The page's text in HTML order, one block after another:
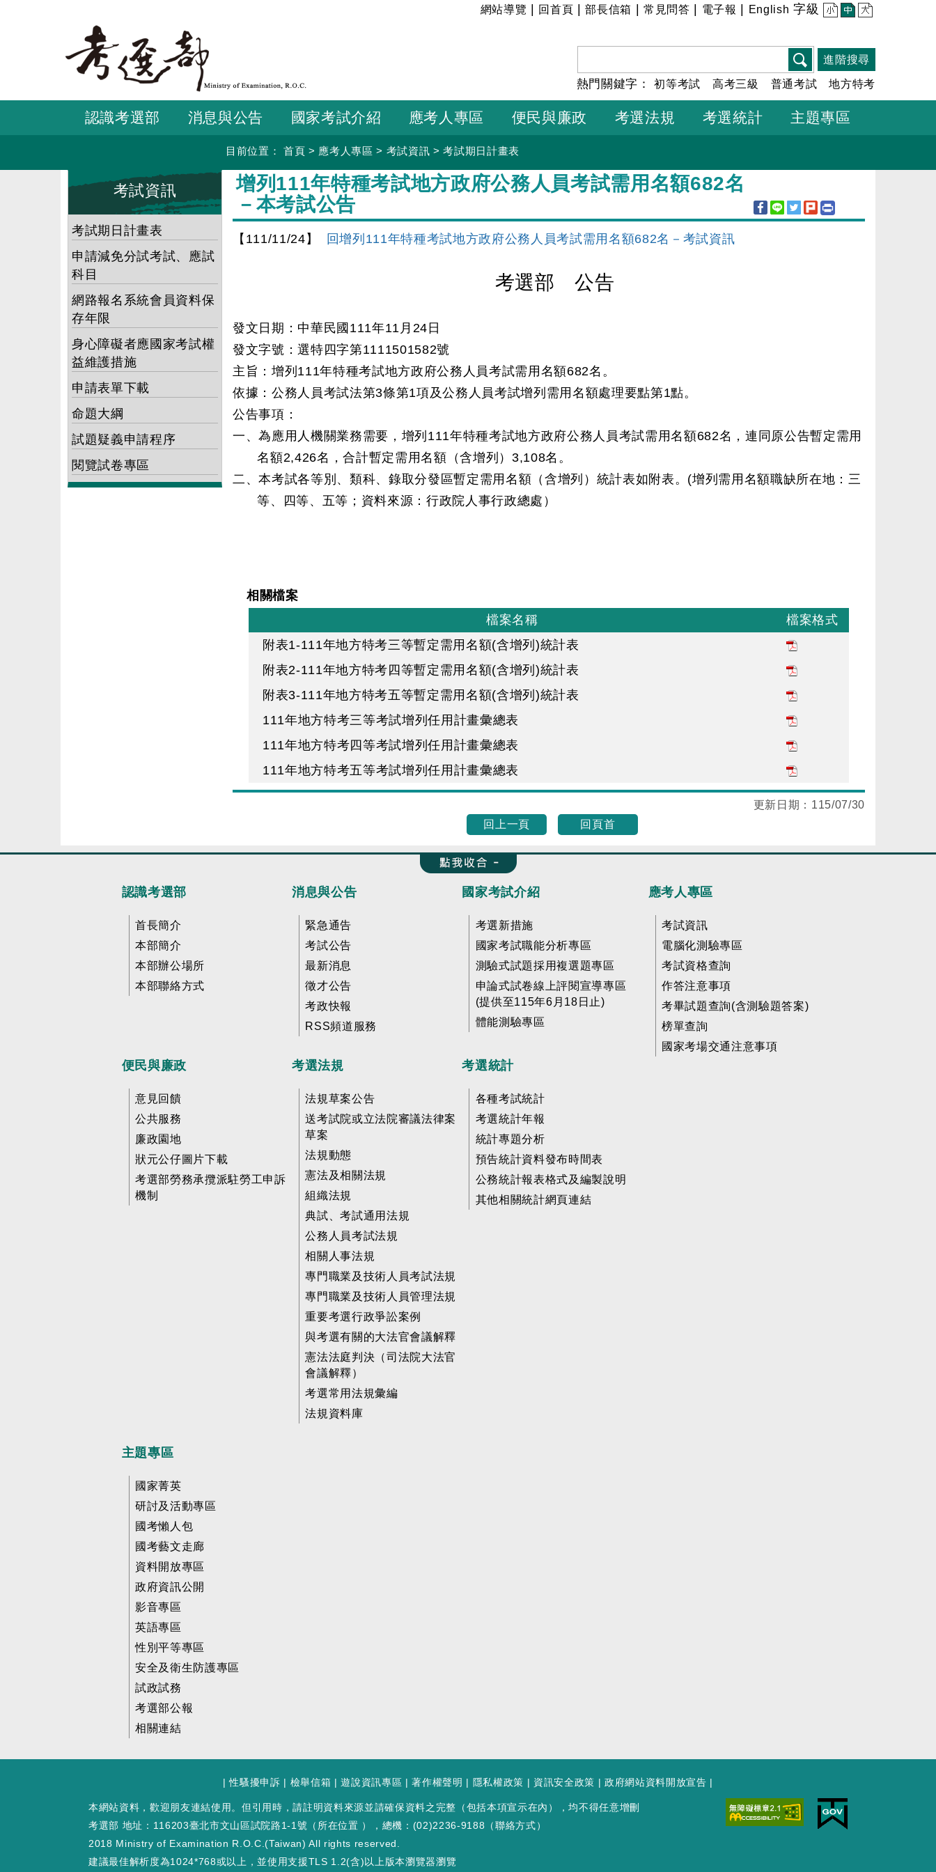
要
容
:::
網站導覽 回首頁 |部長信箱 常見問答 電子報 English 字級 小 中 大
進階搜尋
熱門關鍵字：初等考試 高考三級 普通考試 地方特考
認識考選部 消息與公告 國家考試介紹 應考人專區 便民與廉政 考選法規 考選統計 主題專區
目前位置： 首頁 > 應考人專區 > 考試資訊 >考試期日計畫表
考試資訊
考試期日計畫表
申請減免分試考試、應試
科目
網路報名系統會員資料保
存年限
身心障礙者應國家考試權
益維護措施
申請表單下載
命題大綱
試題疑義申請程序
閱覽試卷專區
:::
增列111年特種考試地方政府公務人員考試需用名額682名
－本考試公告
【111/11/24】 回增列111年特種考試地方政府公務人員考試需用名額682名－考試資訊
考選部 公告
發文日期：中華民國111年11月24日
發文字號：選特四字第1111501582號
主旨：增列111年特種考試地方政府公務人員考試需用名額682名。
依據：公務人員考試法第3條第1項及公務人員考試增列需用名額處理要點第1點。
公告事項：
一、為應用人機關業務需要，增列111年特種考試地方政府公務人員考試需用名額682名，連同原公告暫定需用
名額2,426名，合計暫定需用名額（含增列）3,108名。
二、本考試各等別、類科、錄取分發區暫定需用名額（含增列）統計表如附表。(增列需用名額職缺所在地：三
等、四等、五等；資料來源：行政院人事行政總處）
相關檔案
檔案名稱
檔案格式
附表1-111年地方特考三等暫定需用名額(含增列)統計表
附表2-111年地方特考四等暫定需用名額(含增列)統計表
附表3-111年地方特考五等暫定需用名額(含增列)統計表
111年地方特考三等考試增列任用計畫彙總表
111年地方特考四等考試增列任用計畫彙總表
111年地方特考五等考試增列任用計畫彙總表
更新日期： 115/07/30
回上一頁
回頁首
收合 FatFooter
認識考選部
首長簡介
本部簡介
本部辦公場所
本部聯絡方式
消息與公告
緊急通告
考試公告
最新消息
徵才公告
考政快報
RSS頻道服務
國家考試介紹
考選新措施
國家考試職能分析專區
測驗式試題採用複選題專區
申論式試卷線上評閱宣導專區
(提供至115年6月18日止)
體能測驗專區
應考人專區
考試資訊
電腦化測驗專區
考試資格查詢
作答注意事項
考畢試題查詢(含測驗題答案)
榜單查詢
國家考場交通注意事項
便民與廉政
意見回饋
公共服務
廉政園地
狀元公仔圖片下載
考選部勞務承攬派駐勞工申訴
機制
考選法規
法規草案公告
送考試院或立法院審議法律案
草案
法規動態
憲法及相關法規
組織法規
典試、考試通用法規
公務人員考試法規
相關人事法規
專門職業及技術人員考試法規
專門職業及技術人員管理法規
重要考選行政爭訟案例
與考選有關的大法官會議解釋
憲法法庭判決（司法院大法官
會議解釋）
考選常用法規彙編
法規資料庫
考選統計
各種考試統計
考選統計年報
統計專題分析
預告統計資料發布時間表
公務統計報表格式及編製說明
其他相關統計網頁連結
主題專區
國家菁英
研討及活動專區
國考懶人包
國考藝文走廊
資料開放專區
政府資訊公開
影音專區
英語專區
性別平等專區
安全及衛生防護專區
試政試務
考選部公報
相關連結
|性騷擾申訴 | 檢舉信箱 |遊說資訊專區 |著作權聲明 | 隱私權政策 | 資訊安全政策 |政府網站資料開放宣告 |
本網站資料，歡迎朋友連結使用。但引用時，請註明資料來源並請確保資料之完整（包括本項宣示在內），均不得任意增刪
考選部 地址：116203臺北市文山區試院路1-1號（ 所在位置 ），總機：(02)2236-9188（聯絡方式）
2018 Ministry of Examination R.O.C.(Taiwan) All rights reserved.
建議最佳解析度為1024*768或以上，並使用支援TLS 1.2(含)以上版本瀏覽器瀏覽